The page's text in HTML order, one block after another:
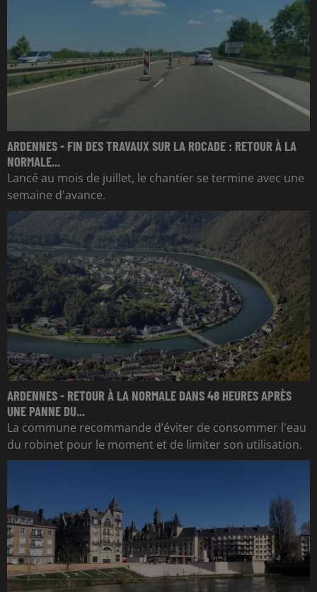
ARDENNES - FIN DES TRAVAUX SUR LA ROCADE : RETOUR À LA
NORMALE...
Lancé au mois de juillet, le chantier se termine avec une
semaine d'avance.
ARDENNES - RETOUR À LA NORMALE DANS 48 HEURES APRÈS
UNE PANNE DU...
La commune recommande d’éviter de consommer l'eau
du robinet pour le moment et de limiter son utilisation.